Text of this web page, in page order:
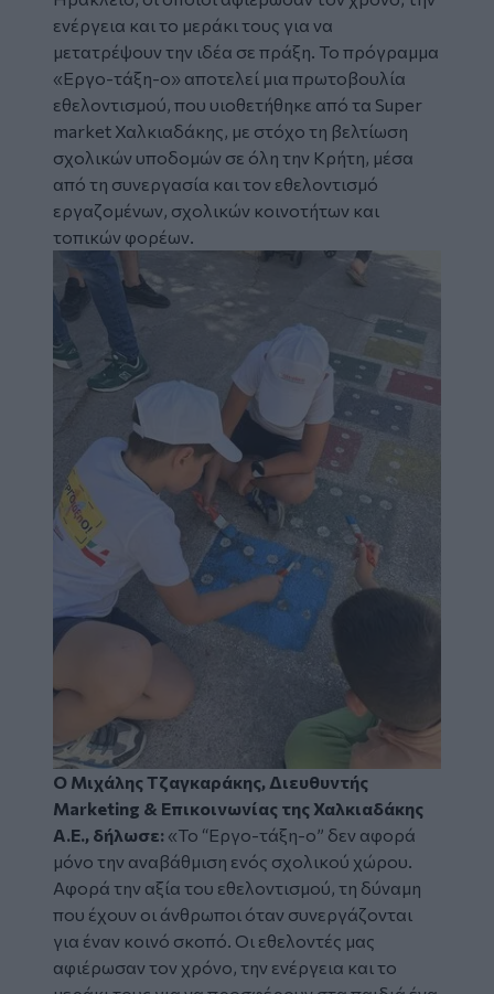
ενέργεια και το μεράκι τους για να
μετατρέψουν την ιδέα σε πράξη. Το πρόγραμμα
«Εργο-τάξη-ο» αποτελεί μια πρωτοβουλία
εθελοντισμού, που υιοθετήθηκε από τα Super
market Χαλκιαδάκης, με στόχο τη βελτίωση
σχολικών υποδομών σε όλη την Κρήτη, μέσα
από τη συνεργασία και τον εθελοντισμό
εργαζομένων, σχολικών κοινοτήτων και
τοπικών φορέων.
Ο Μιχάλης Τζαγκαράκης, Διευθυντής
Marketing & Επικοινωνίας της Χαλκιαδάκης
Α.Ε., δήλωσε: «Το “Εργο-τάξη-ο” δεν αφορά
μόνο την αναβάθμιση ενός σχολικού χώρου.
Αφορά την αξία του εθελοντισμού, τη δύναμη
που έχουν οι άνθρωποι όταν συνεργάζονται
για έναν κοινό σκοπό. Οι εθελοντές μας
αφιέρωσαν τον χρόνο, την ενέργεια και το